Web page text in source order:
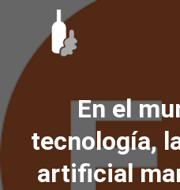
contenido
En el
tecnología,
artificial